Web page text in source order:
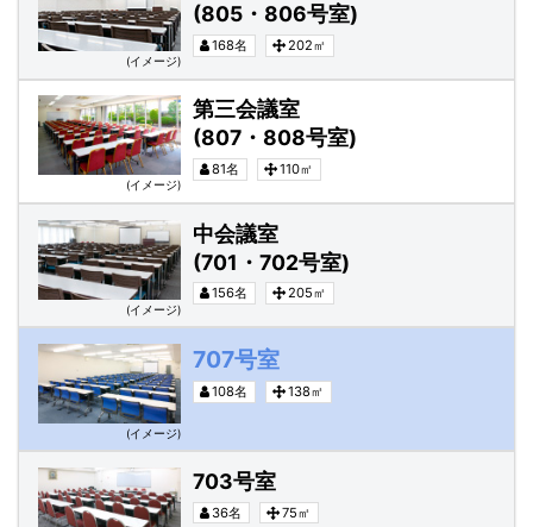
(イメージ)
(805・806号室)
168名 202㎡
(イメージ)
第三会議室
(807・808号室)
81名 110㎡
(イメージ)
中会議室
(701・702号室)
156名 205㎡
(イメージ)
707号室
108名 138㎡
703号室
36名 75㎡